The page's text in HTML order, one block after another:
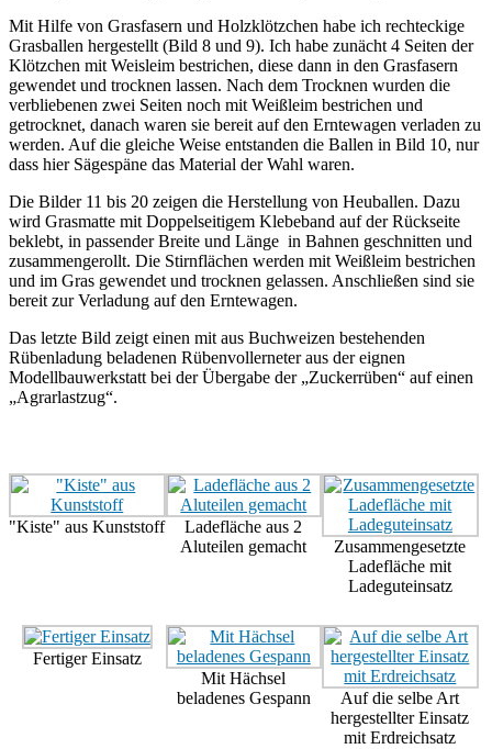
Mit Hilfe von Grasfasern und Holzklötzchen habe ich rechteckige
Grasballen hergestellt (Bild 8 und 9). Ich habe zunächt 4 Seiten der
Klötzchen mit Weisleim bestrichen, diese dann in den Grasfasern
gewendet und trocknen lassen. Nach dem Trocknen wurden die
verbliebenen zwei Seiten noch mit Weißleim bestrichen und
getrocknet, danach waren sie bereit auf den Erntewagen verladen zu
werden. Auf die gleiche Weise entstanden die Ballen in Bild 10, nur
dass hier Sägespäne das Material der Wahl waren.
Die Bilder 11 bis 20 zeigen die Herstellung von Heuballen. Dazu
wird Grasmatte mit Doppelseitigem Klebeband auf der Rückseite
beklebt, in passender Breite und Länge in Bahnen geschnitten und
zusammengerollt. Die Stirnflächen werden mit Weißleim bestrichen
und im Gras gewendet und trocknen gelassen. Anschließen sind sie
bereit zur Verladung auf den Erntewagen.
Das letzte Bild zeigt einen mit aus Buchweizen bestehenden
Rübenladung beladenen Rübenvollerneter aus der eignen
Modellbauwerkstatt bei der Übergabe der „Zuckerrüben“ auf einen
„Agrarlastzug“.
"Kiste" aus Kunststoff
Ladefläche aus 2
Aluteilen gemacht
Zusammengesetzte
Ladefläche mit
Ladeguteinsatz
Fertiger Einsatz
Mit Hächsel
beladenes Gespann
Auf die selbe Art
hergestellter Einsatz
mit Erdreichsatz